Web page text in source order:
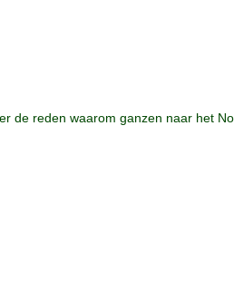
de reden waarom ganzen naar het